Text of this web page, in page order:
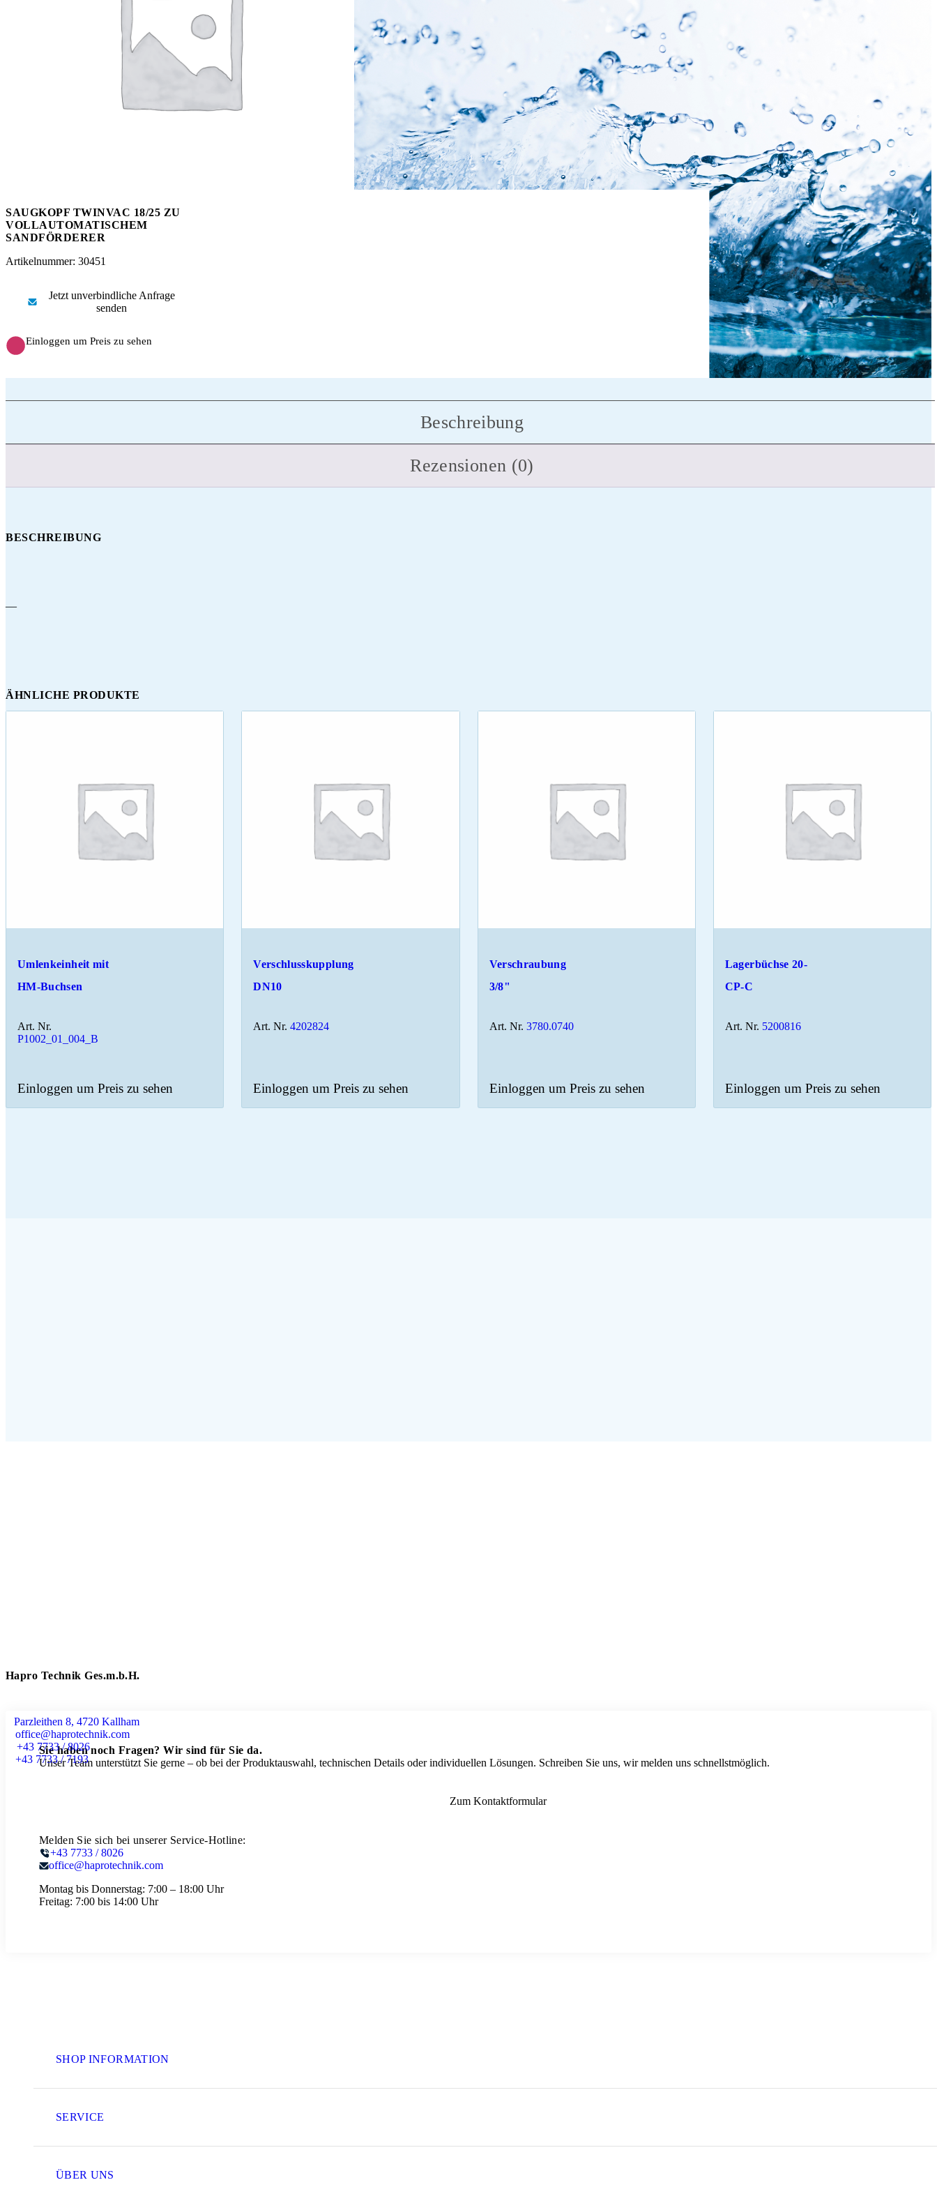
SAUGKOPF TWINVAC 18/25 ZU
VOLLAUTOMATISCHEM
SANDFÖRDERER
Artikelnummer: 30451
Jetzt unverbindliche Anfrage
senden
Einloggen um Preis zu sehen
Beschreibung
Rezensionen (0)
BESCHREIBUNG
—
ÄHNLICHE PRODUKTE
Umlenkeinheit mit
HM-Buchsen
Art. Nr.
P1002_01_004_B
Einloggen um Preis zu sehen
Verschlusskupplung
DN10
Art. Nr. 4202824
Einloggen um Preis zu sehen
Verschraubung
3/8"
Art. Nr. 3780.0740
Einloggen um Preis zu sehen
Lagerbüchse 20-
CP-C
Art. Nr. 5200816
Einloggen um Preis zu sehen
Hapro Technik Ges.m.b.H.
Parzleithen 8, 4720 Kallham
office@haprotechnik.com
+43 7733 / 8026
+43 7733 / 7193
Sie haben noch Fragen? Wir sind für Sie da.
Unser Team unterstützt Sie gerne – ob bei der Produktauswahl, technischen Details oder individuellen Lösungen. Schreiben Sie uns, wir melden uns schnellstmöglich.
Zum Kontaktformular
Melden Sie sich bei unserer Service-Hotline:
+43 7733 / 8026
office@haprotechnik.com
Montag bis Donnerstag: 7:00 – 18:00 Uhr
Freitag: 7:00 bis 14:00 Uhr
SHOP INFORMATION
SERVICE
ÜBER UNS